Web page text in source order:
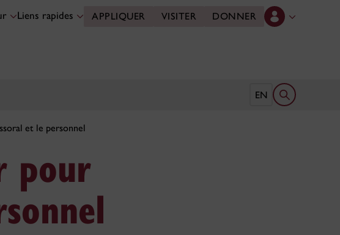
Liens rapides APPLIQUER VISITER DONNER
EN Ouvrir le
et le personnel
pour